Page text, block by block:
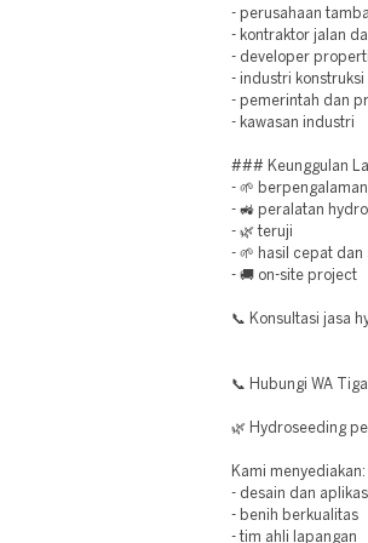
- perusahaan
- kontraktor jalan
- developer properti
- industri konstruksi
- pemerintah dan
- kawasan industri
### Keunggulan
- 🌱 berpengalaman
- 🚜 peralatan
- 🌿 teruji
- 🌱 hasil cepat dan
- 🚚 on-site project
📞 Konsultasi jasa
📞 Hubungi WA
🌿 Hydroseeding
Kami menyediakan:
- desain dan
- benih berkualitas
- tim ahli lapangan